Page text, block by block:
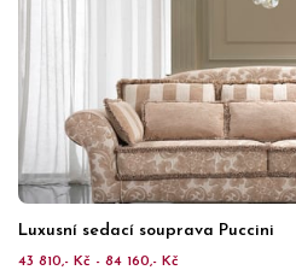
Luxusní sedací souprava Puccini
43 810,- Kč - 84 160,- Kč